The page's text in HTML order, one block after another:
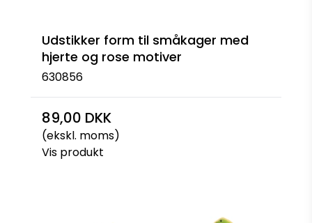
Udstikker form til småkager med
hjerte og rose motiver
630856
89,00 DKK
(ekskl. moms)
Vis produkt